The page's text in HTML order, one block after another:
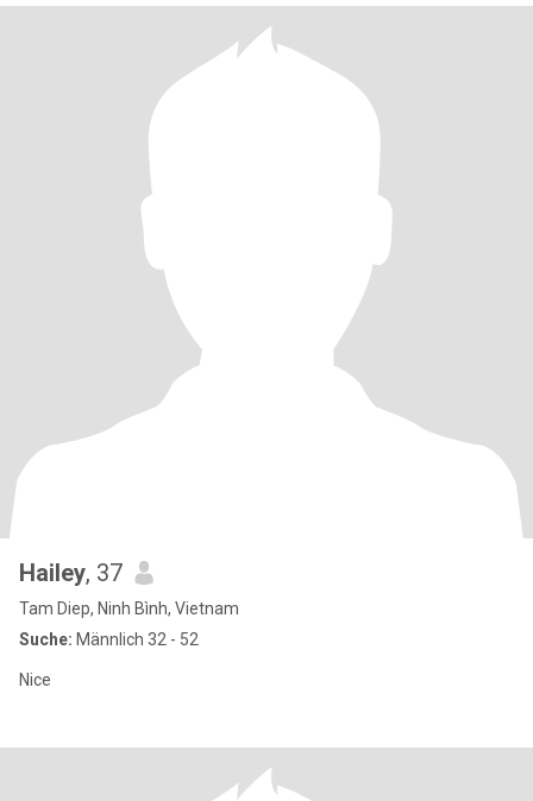
Hailey, 37
Tam Diep, Ninh Bình, Vietnam
Suche: Männlich 32 - 52
Nice